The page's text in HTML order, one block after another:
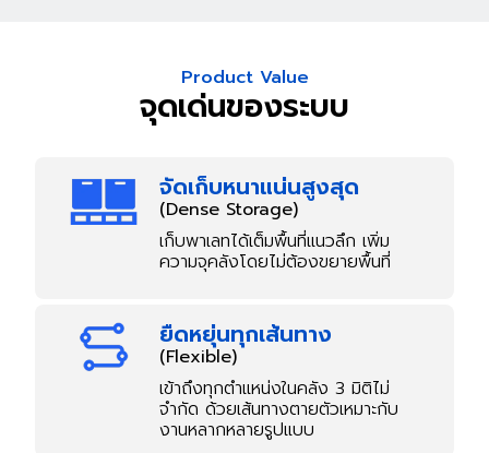
Product Value
จุดเด่นของระบบ
จัดเก็บหนาแน่นสูงสุด
(Dense Storage)
เก็บพาเลทได้เต็มพื้นที่แนวลึก เพิ่ม
ความจุคลังโดยไม่ต้องขยายพื้นที่
ยืดหยุ่นทุกเส้นทาง
(Flexible)
เข้าถึงทุกตำแหน่งในคลัง 3 มิติไม่
จำกัด ด้วยเส้นทางตายตัวเหมาะกับ
งานหลากหลายรูปแบบ